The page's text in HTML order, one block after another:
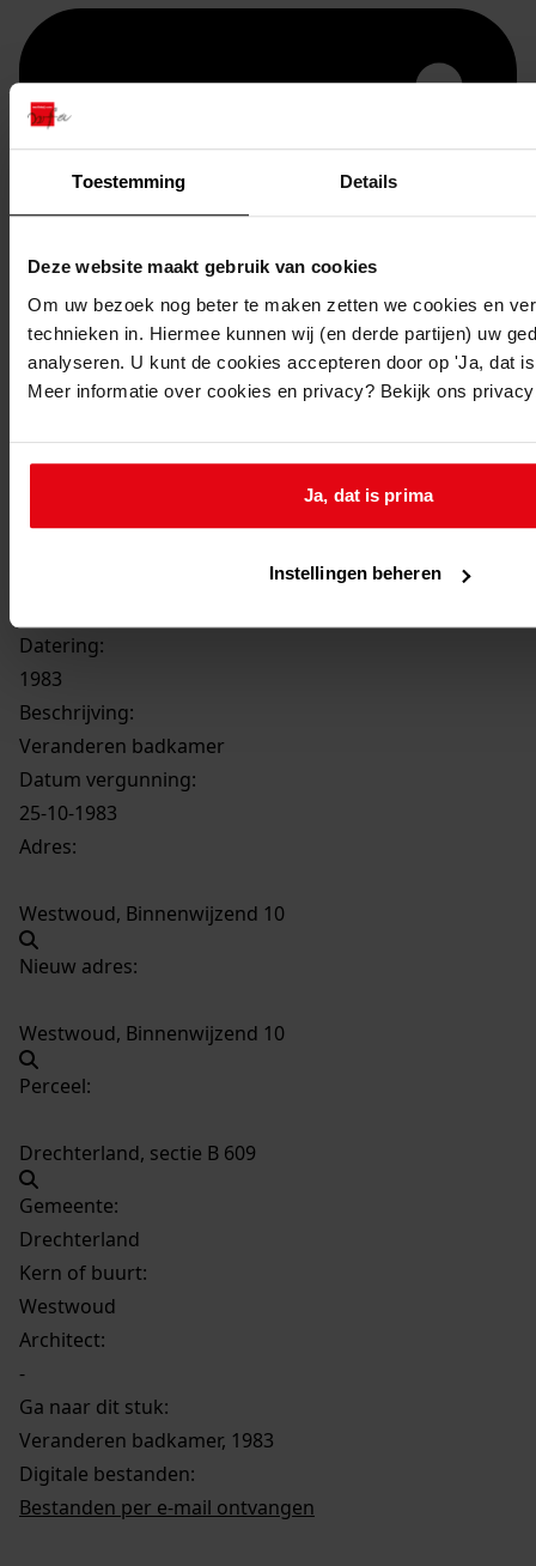
Toestemming Details
Deze website maakt gebruik van cookies
Om uw bezoek nog beter te maken zetten we cookies en
technieken in. Hiermee kunnen wij (en derde partijen) uw
analyseren. U kunt de cookies accepteren door op 'Ja, dat
Meer informatie over cookies en privacy? Bekijk ons
Ja, dat is prima
Instellingen beheren
Printen
duurzaam webadres
Datering:
1983
Beschrijving:
Veranderen badkamer
Datum vergunning:
25-10-1983
Adres:
Westwoud, Binnenwijzend 10
Nieuw adres:
Westwoud, Binnenwijzend 10
Perceel:
Drechterland, sectie B 609
Gemeente:
Drechterland
Kern of buurt:
Westwoud
Architect:
-
Ga naar dit stuk:
Veranderen badkamer, 1983
Digitale bestanden:
Bestanden per e-mail ontvangen